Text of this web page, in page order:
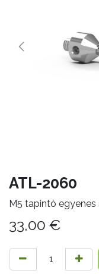
ATL-2060
M5 tapintó egyenes
33,00 €